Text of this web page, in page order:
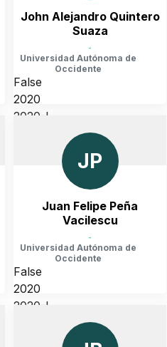
John Alejandro Quintero
Suaza
-
Universidad Autónoma de
Occidente
False
2020
2020-I
JP
Juan Felipe Peña
Vacilescu
-
Universidad Autónoma de
Occidente
False
2020
2020-I